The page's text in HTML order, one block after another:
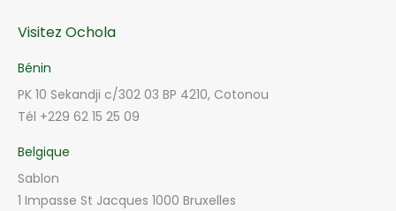
Visitez Ochola
Bénin
PK 10 Sekandji c/302 03 BP 4210, Cotonou
Tél +229 62 15 25 09
Belgique
Sablon
1 Impasse St Jacques 1000 Bruxelles